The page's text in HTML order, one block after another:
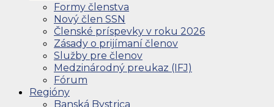
Formy členstva
Nový člen SSN
Členské príspevky v roku 2026
Zásady o prijímaní členov
Služby pre členov
Medzinárodný preukaz (IFJ)
Fórum
Regióny
Banská Bystrica